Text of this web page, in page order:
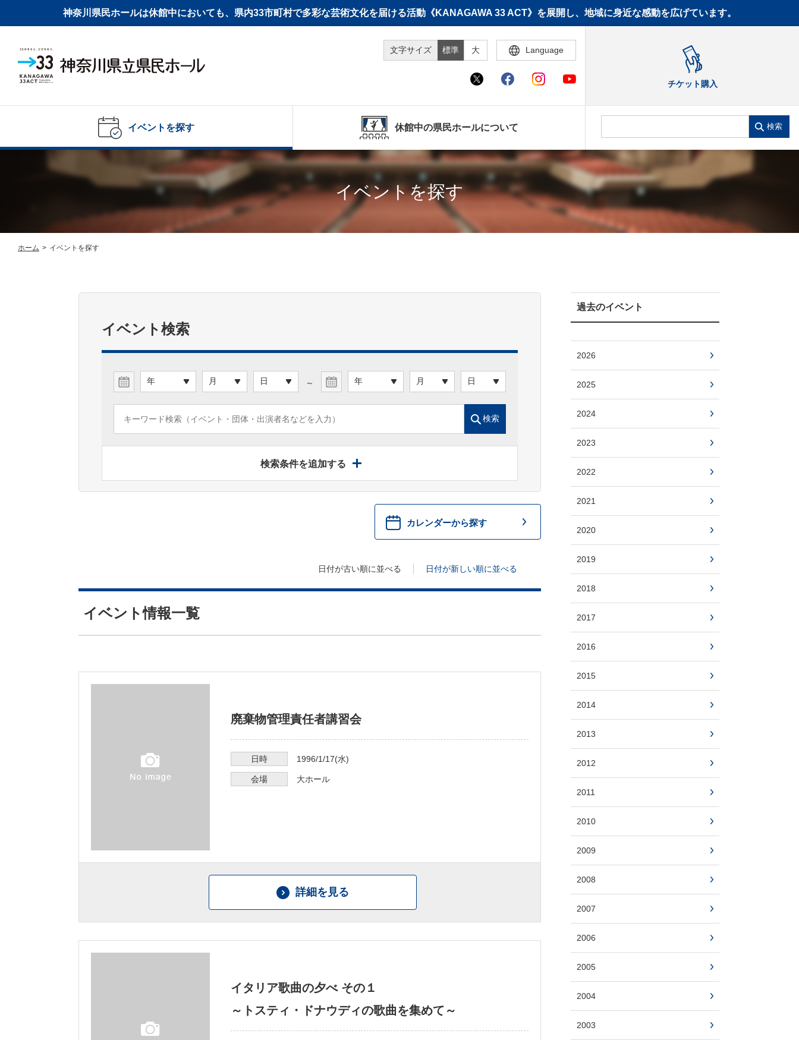
神奈川県民ホールは休館中においても、県内33市町村で多彩な芸術文化を届ける活動《KANAGAWA 33 ACT》を展開し、地域に身近な感動を広げています。
文字サイズ 標準 大 Language
チケット購入
イベントを探す 休館中の県民ホールについて 検索
イベントを探す
ホーム > イベントを探す
イベント検索
～
検索
検索条件を追加する
カレンダーから探す
日付が古い順に並べる 日付が新しい順に並べる
イベント情報一覧
廃棄物管理責任者講習会
日時 1996/1/17(水)
会場 大ホール
詳細を見る
イタリア歌曲の夕べ その１
～トスティ・ドナウディの歌曲を集めて～
過去のイベント
2026
2025
2024
2023
2022
2021
2020
2019
2018
2017
2016
2015
2014
2013
2012
2011
2010
2009
2008
2007
2006
2005
2004
2003